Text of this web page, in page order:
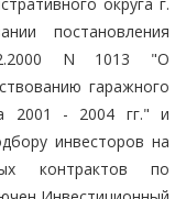
постановления
N 1013 "О
гаражного
2001 - 2004 гг." и
инвесторов на
контрактов по